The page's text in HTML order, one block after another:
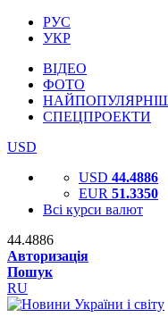
РУС
УКР
ВІДЕО
ФОТО
СПЕЦПРОЕКТИ
USD
USD 44.4886
EUR 51.3350
Всі курси валют
44.4886
Авторизація
Пошук
RU